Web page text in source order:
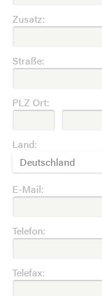
Zusatz:
Straße:
PLZ Ort:
Land:
Deutschland
E-Mail:
Telefon:
Telefax: